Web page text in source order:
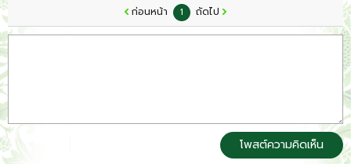
ก่อนหน้า 1 ถัดไป
โพสต์ความคิดเห็น